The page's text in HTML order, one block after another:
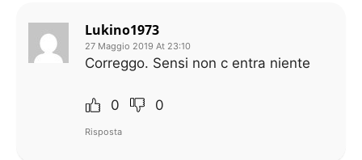
Lukino1973
27 Maggio 2019 At 23:10
Correggo. Sensi non c entra niente
0 0
Risposta